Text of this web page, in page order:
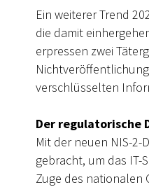
Ein weiterer Trend
die damit
erpressen zwei
verschlüsselten
Der regulatorische
Mit der neuen NIS-
gebracht, um das IT-
Zuge des nationalen